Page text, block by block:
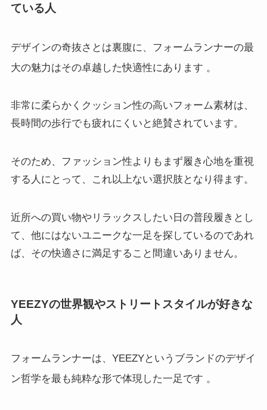
ている人
デザインの奇抜さとは裏腹に、フォームランナーの最
大の魅力はその卓越した快適性にあります 。
非常に柔らかくクッション性の高いフォーム素材は、
長時間の歩行でも疲れにくいと絶賛されています。
そのため、ファッション性よりもまず履き心地を重視
する人にとって、これ以上ない選択肢となり得ます。
近所への買い物やリラックスしたい日の普段履きとし
て、他にはないユニークな一足を探しているのであれ
ば、その快適さに満足すること間違いありません。
YEEZYの世界観やストリートスタイルが好きな
人
フォームランナーは、YEEZYというブランドのデザイ
ン哲学を最も純粋な形で体現した一足です 。